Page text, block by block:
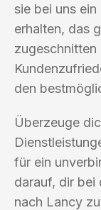
sie bei uns
erhalten, das
den
Überzeuge
für ein
darauf, dir bei
nach Lancy